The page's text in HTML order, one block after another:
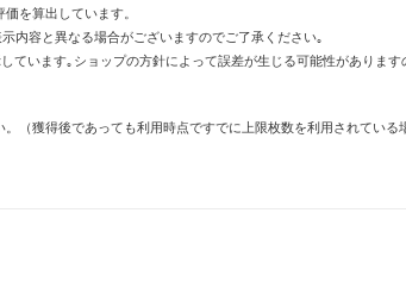
を算出しています。
内容と異なる場合がございますのでご了承ください｡
います｡ショップの方針によって誤差が生じる可能性がありま
（獲得後であっても利用時点ですでに上限枚数を利用されてい